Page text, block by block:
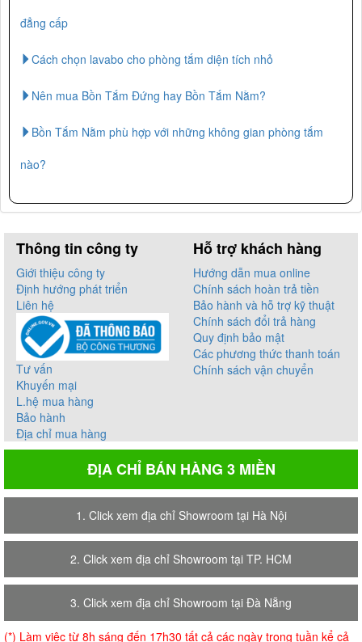
đẳng cấp
Cách chọn lavabo cho phòng tắm diện tích nhỏ
Nên mua Bồn Tắm Đứng hay Bồn Tắm Nằm?
Bồn Tắm Nằm phù hợp với những không gian phòng tắm
nào?
Thông tin công ty
Giới thiệu công ty
Định hướng phát triển
Liên hệ
Tư vấn
Khuyến mại
L.hệ mua hàng
Bảo hành
Địa chỉ mua hàng
Hỗ trợ khách hàng
Hướng dẫn mua online
Chính sách hoàn trả tiền
Bảo hành và hỗ trợ kỹ thuật
Chính sách đổi trả hàng
Quy định bảo mật
Các phương thức thanh toán
Chính sách vận chuyển
ĐỊA CHỈ BÁN HÀNG 3 MIỀN
1. Click xem địa chỉ Showroom tại Hà Nội
2. Click xem địa chỉ Showroom tại TP. HCM
3. Click xem địa chỉ Showroom tại Đà Nẵng
(*) Làm việc từ 8h sáng đến 17h30 tất cả các ngày trong tuần kể cả